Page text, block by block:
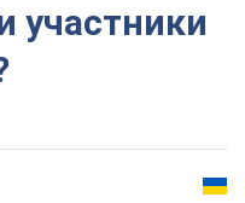
участники